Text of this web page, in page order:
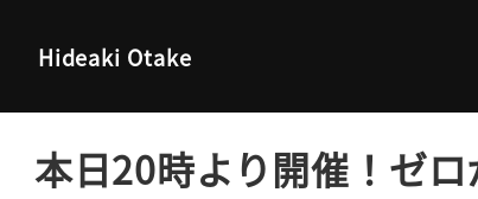
Hideaki Otake
本日20時より開催！ゼ